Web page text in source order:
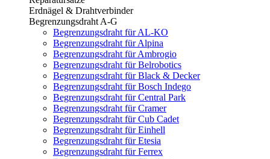
Erdnägel & Drahtverbinder
Begrenzungsdraht A-G
Begrenzungsdraht für AL-KO
Begrenzungsdraht für Alpina
Begrenzungsdraht für Ambrogio
Begrenzungsdraht für Belrobotics
Begrenzungsdraht für Black & Decker
Begrenzungsdraht für Bosch Indego
Begrenzungsdraht für Central Park
Begrenzungsdraht für Cramer
Begrenzungsdraht für Cub Cadet
Begrenzungsdraht für Einhell
Begrenzungsdraht für Etesia
Begrenzungsdraht für Ferrex